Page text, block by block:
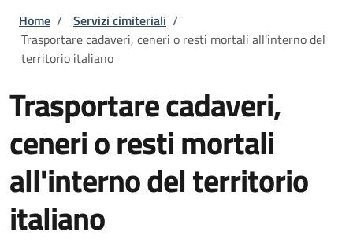
Briciole di pane
Home / Servizi cimiteriali /
Trasportare cadaveri, ceneri o resti mortali all'interno del
territorio italiano
Trasportare cadaveri,
ceneri o resti mortali
all'interno del territorio
italiano